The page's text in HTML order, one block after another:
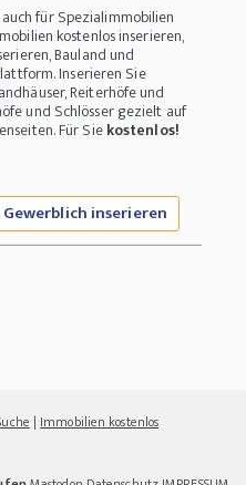
für Spezialimmobilien
kostenlos inserieren,
Bauland und
Inserieren Sie
Reiterhöfe und
und Schlösser gezielt auf
Für Siekostenlos!
Gewerblich inserieren
|Immobilien kostenlos